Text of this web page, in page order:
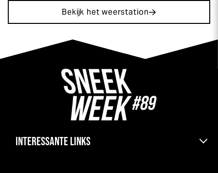
Bekijk het weerstation
INTERESSANTE LINKS